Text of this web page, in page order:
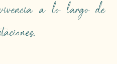
a lo largo de